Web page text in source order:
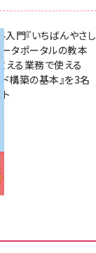
門『いちばんやさし
タポータルの教本
える業務で使える
構築の基本』を3名